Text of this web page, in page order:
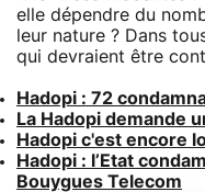
elle dépendre du
leur nature ? Dans
qui devraient être
Hadopi : 72
La Hadopi demande
Hadopi c'est encore
Hadopi : l’Etat
Bouygues Telecom